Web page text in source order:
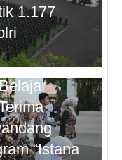
1.177
“Istana